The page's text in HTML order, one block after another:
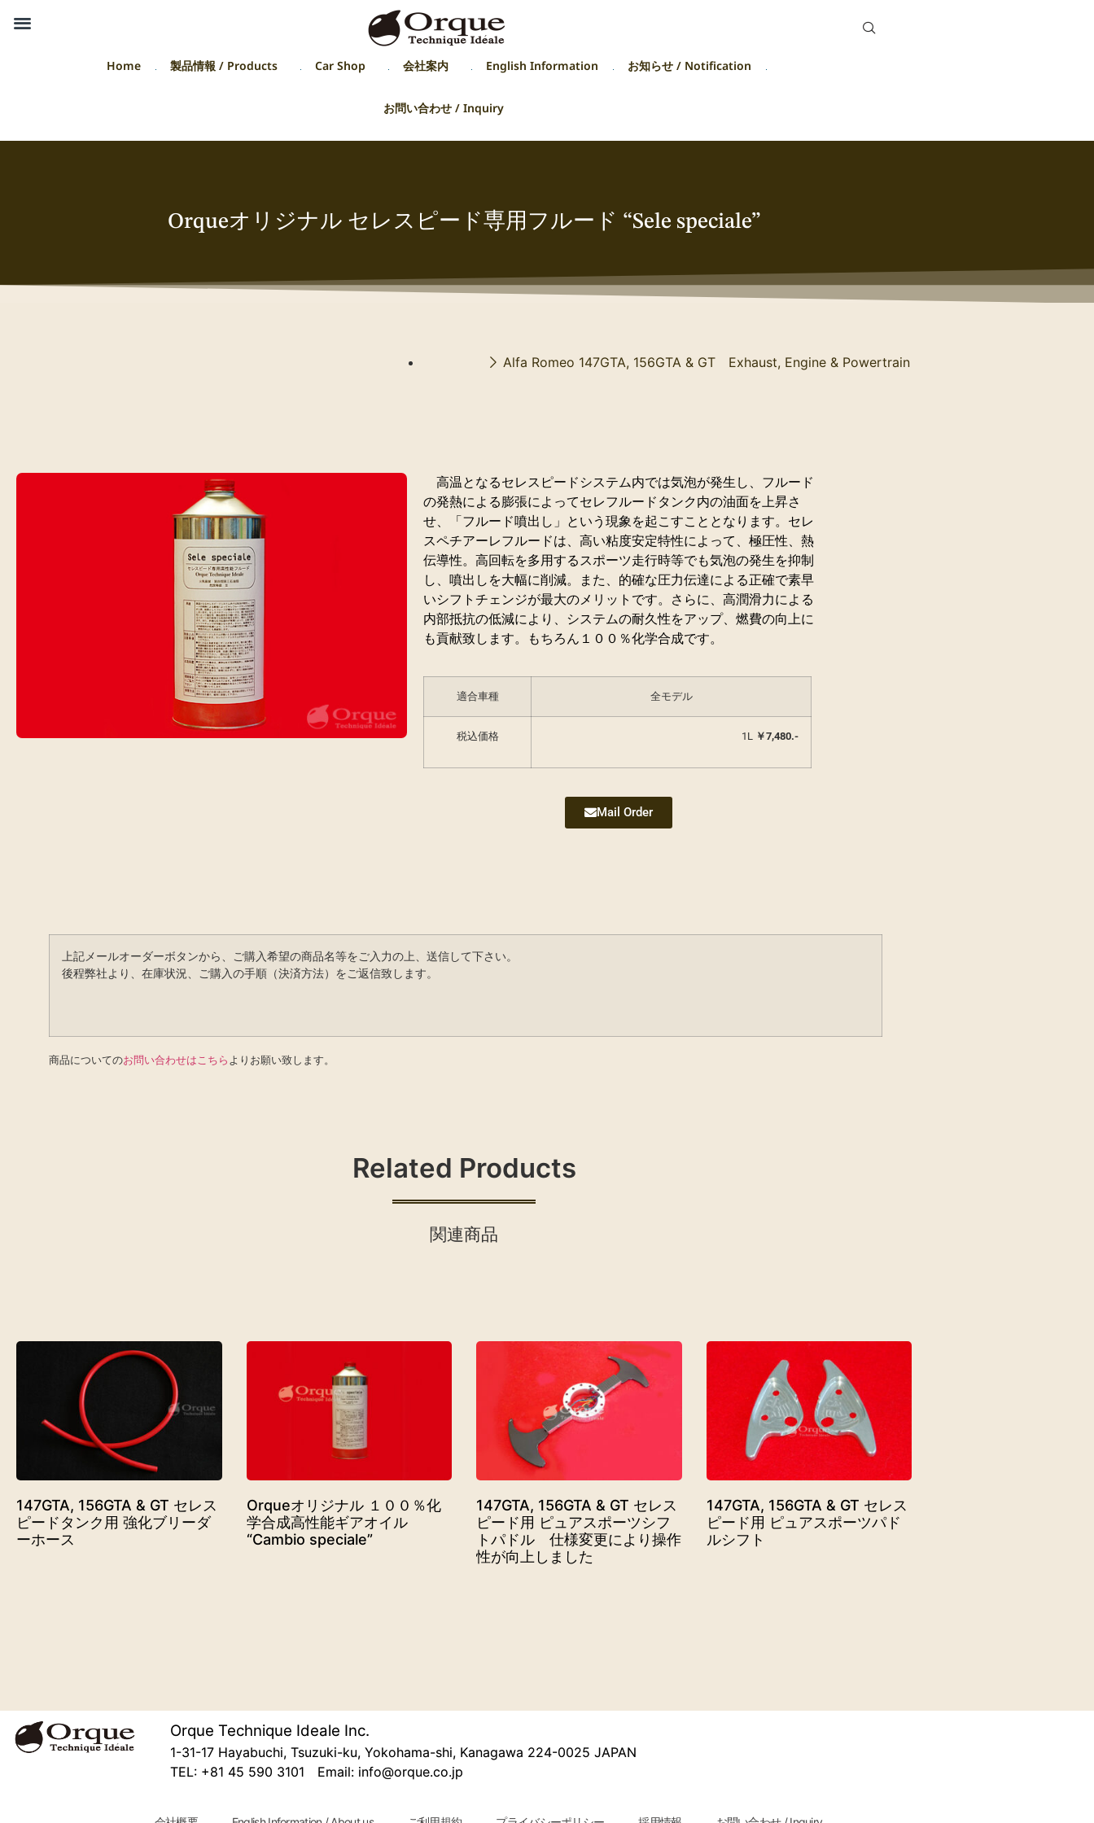
Home 製品情報 / Products Car Shop 会社案内 English Information
お知らせ / Notification
お問い合わせ / Inquiry
Orqueオリジナル セレスピード専用フルード “Sele speciale”
Alfa Romeo 147GTA, 156GTA & GT Exhaust, Engine & Powertrain
高温となるセレスピードシステム内では気泡が発生し、フルード
の発熱による膨張によってセレフルードタンク内の油面を上昇さ
せ、「フルード噴出し」という現象を起こすこととなります。セレ
スペチアーレフルードは、高い粘度安定特性によって、極圧性、熱
伝導性。高回転を多用するスポーツ走行時等でも気泡の発生を抑制
し、噴出しを大幅に削減。また、的確な圧力伝達による正確で素早
いシフトチェンジが最大のメリットです。さらに、高潤滑力による
内部抵抗の低減により、システムの耐久性をアップ、燃費の向上に
も貢献致します。もちろん１００％化学合成です。
適合車種 全モデル
税込価格 1L ￥7,480.-
Mail Order
上記メールオーダーボタンから、ご購入希望の商品名等をご入力の上、送信して下さい。
後程弊社より、在庫状況、ご購入の手順（決済方法）をご返信致します。
商品についてのお問い合わせはこちらよりお願い致します。
Related Products
関連商品
147GTA, 156GTA & GT セレス
ピードタンク用 強化ブリーダ
ーホース
Orqueオリジナル １００％化
学合成高性能ギアオイル
“Cambio speciale”
147GTA, 156GTA & GT セレス
ピード用 ピュアスポーツシフ
トパドル 仕様変更により操作
性が向上しました
147GTA, 156GTA & GT セレス
ピード用 ピュアスポーツパド
ルシフト
Orque Technique Ideale Inc.
1-31-17 Hayabuchi, Tsuzuki-ku, Yokohama-shi, Kanagawa 224-0025 JAPAN
TEL: +81 45 590 3101 Email: info@orque.co.jp